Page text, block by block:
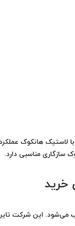
رانا پلاس و حتی خانواده سمند
سازگاری مناسبی دارد.
خرید